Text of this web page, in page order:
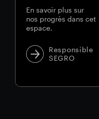
En savoir plus sur
nos progrès dans cet
espace.
Responsible
SEGRO